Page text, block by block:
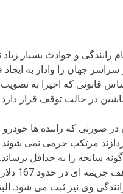
رانندگی و حوادث بسیار
جهان را وادار به ایجاد
قانونی که اخیرا به تصویب
در حالت توقف قرار
صورتی که راننده ها
مرتکب جرمی نمی
سانحه را به حداقل
گوشی
وی نیز ثبت می شود.